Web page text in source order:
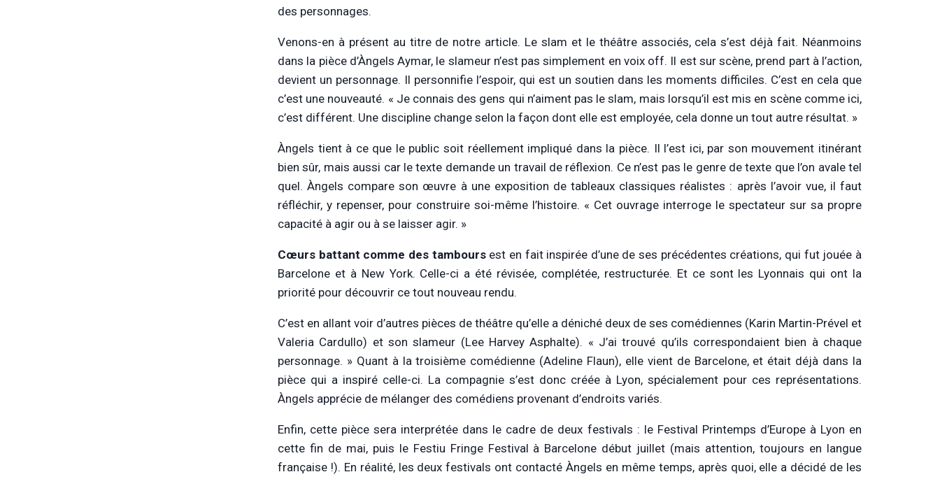
des personnages.
Venons-en à présent au titre de notre article. Le slam et le théâtre associés, cela s’est déjà fait. Néanmoins
dans la pièce d’Àngels Aymar, le slameur n’est pas simplement en voix off. Il est sur scène, prend part à l’action,
devient un personnage. Il personnifie l’espoir, qui est un soutien dans les moments difficiles. C’est en cela que
c’est une nouveauté. « Je connais des gens qui n’aiment pas le slam, mais lorsqu’il est mis en scène comme ici,
c’est différent. Une discipline change selon la façon dont elle est employée, cela donne un tout autre résultat. »
Àngels tient à ce que le public soit réellement impliqué dans la pièce. Il l’est ici, par son mouvement itinérant
bien sûr, mais aussi car le texte demande un travail de réflexion. Ce n’est pas le genre de texte que l’on avale tel
quel. Àngels compare son œuvre à une exposition de tableaux classiques réalistes : après l’avoir vue, il faut
réfléchir, y repenser, pour construire soi-même l’histoire. « Cet ouvrage interroge le spectateur sur sa propre
capacité à agir ou à se laisser agir. »
Cœurs battant comme des tamboursest en fait inspirée d’une de ses précédentes créations, qui fut jouée à
Barcelone et à New York. Celle-ci a été révisée, complétée, restructurée. Et ce sont les Lyonnais qui ont la
priorité pour découvrir ce tout nouveau rendu.
C’est en allant voir d’autres pièces de théâtre qu’elle a déniché deux de ses comédiennes (Karin Martin-Prével et
Valeria Cardullo) et son slameur (Lee Harvey Asphalte). « J’ai trouvé qu’ils correspondaient bien à chaque
personnage. » Quant à la troisième comédienne (Adeline Flaun), elle vient de Barcelone, et était déjà dans la
pièce qui a inspiré celle-ci. La compagnie s’est donc créée à Lyon, spécialement pour ces représentations.
Àngels apprécie de mélanger des comédiens provenant d’endroits variés.
Enfin, cette pièce sera interprétée dans le cadre de deux festivals : le Festival Printemps d’Europe à Lyon en
cette fin de mai, puis le Festiu Fringe Festival à Barcelone début juillet (mais attention, toujours en langue
française !). En réalité, les deux festivals ont contacté Àngels en même temps, après quoi, elle a décidé de les